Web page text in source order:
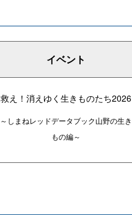
イベント
救え！消えゆく生きものたち2026
～しまねレッドデータブック山野の生き
もの編～